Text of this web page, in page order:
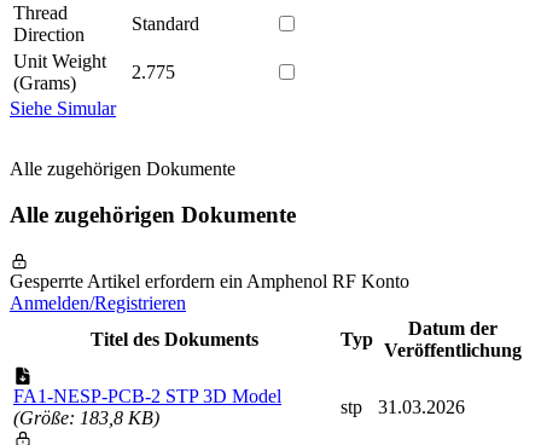
Thread
Direction
Standard
Unit Weight
(Grams)
2.775
Siehe Simular
Alle zugehörigen Dokumente
Alle zugehörigen Dokumente
Gesperrte Artikel erfordern ein Amphenol RF Konto
Anmelden/Registrieren
Titel des Dokuments
Typ
Datum der
Veröffentlichung
FA1-NESP-PCB-2 STP 3D Model
(Größe: 183,8 KB)
stp 31.03.2026